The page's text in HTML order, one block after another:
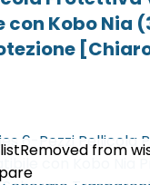
Kobo Nia
Removed from
Removed from